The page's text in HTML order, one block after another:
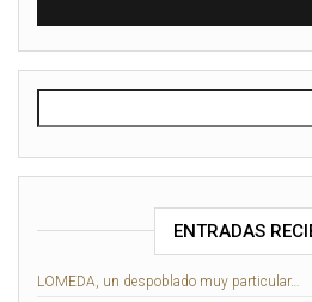
ENTRADAS
LOMEDA, un despoblado muy particular…